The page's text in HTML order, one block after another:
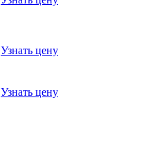
Узнать цену
Узнать цену